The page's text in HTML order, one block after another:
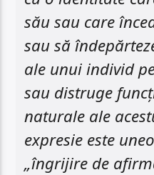
său sau care
sau să
ale unui individ
sau distruge
naturale ale
expresie este
„îngrijire de